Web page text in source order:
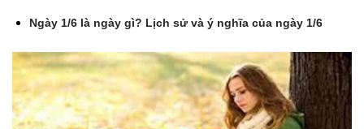
Ngày 1/6 là ngày gì? Lịch sử và ý nghĩa của ngày 1/6